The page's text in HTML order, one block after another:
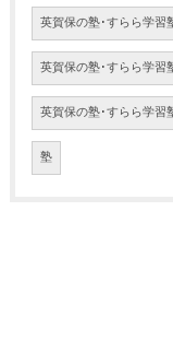
英賀保の塾･すらら学習
英賀保の塾･すらら学習
英賀保の塾･すらら学習
塾